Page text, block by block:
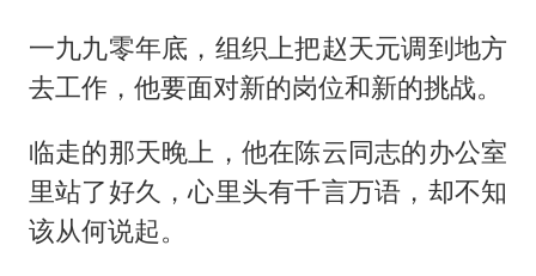
一九九零年底，组织上把赵天元调到地方
去工作，他要面对新的岗位和新的挑战。
临走的那天晚上，他在陈云同志的办公室
里站了好久，心里头有千言万语，却不知
该从何说起。